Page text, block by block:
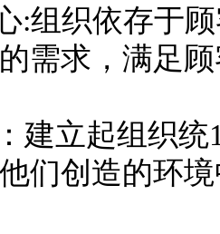
:组织依存于
需求，满足
建立起组织
们创造的环